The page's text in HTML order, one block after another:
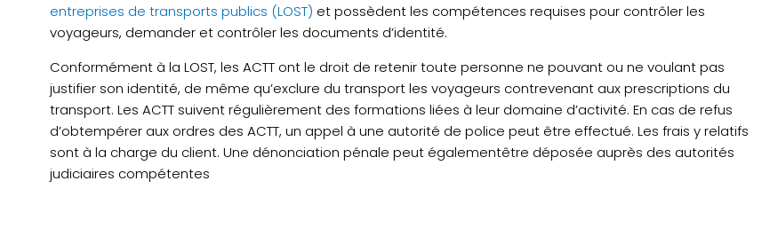
entreprises de transports publics (LOST) et possèdent les compétences requises pour contrôler les
voyageurs, demander et contrôler les documents d’identité.
Conformément à la LOST, les ACTT ont le droit de retenir toute personne ne pouvant ou ne voulant pas
justifier son identité, de même qu’exclure du transport les voyageurs contrevenant aux prescriptions du
transport. Les ACTT suivent régulièrement des formations liées à leur domaine d’activité. En cas de refus
d’obtempérer aux ordres des ACTT, un appel à une autorité de police peut être effectué. Les frais y relatifs
sont à la charge du client. Une dénonciation pénale peut égalementêtre déposée auprès des autorités
judiciaires compétentes